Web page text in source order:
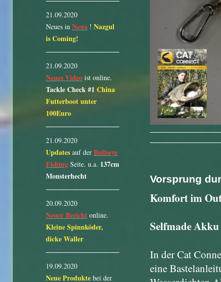
Vorsprung
Komfort im
Selfmade
In der Cat
eine
21.09.2020
Neues in News ! Nazgul
is Coming!
21.09.2020
Neues Video ist online.
Tackle Check #1 China
Futterboot unter
100Euro
21.09.2020
Updates auf der Bullseye
Fishing Seite. u.a. 137cm
Monsterhecht
20.09.2020
Neuer Bericht online.
Kleine Spinnköder,
dicke Waller
19.09.2020
Neue Produkte bei der